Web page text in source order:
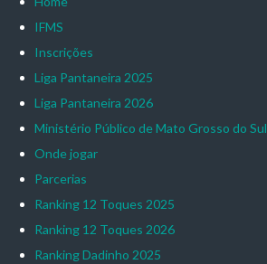
IFMS
Inscrições
Liga Pantaneira 2025
Liga Pantaneira 2026
Ministério Público de Mato Grosso do Sul
Onde jogar
Parcerias
Ranking 12 Toques 2025
Ranking 12 Toques 2026
Ranking Dadinho 2025